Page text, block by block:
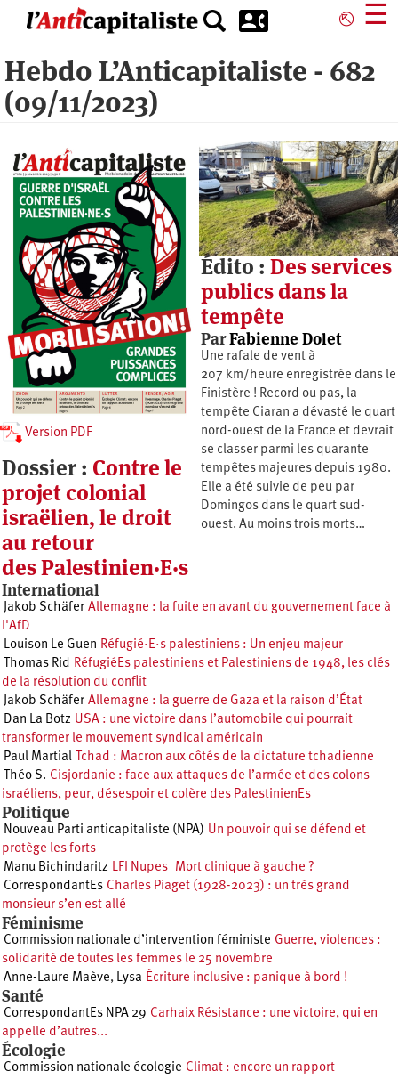
principal
⎋ ☰
Hebdo L’Anticapitaliste - 682
(09/11/2023)
Édito : Des services
publics dans la
tempête
ParFabienne Dolet
Une rafale de vent à
207 km/heure enregistrée dans le
Finistère ! Record ou pas, la
tempête Ciaran a dévasté le quart
nord-ouest de la France et devrait
se classer parmi les quarante
tempêtes majeures depuis 1980.
Elle a été suivie de peu par
Domingos dans le quart sud-
ouest. Au moins trois morts…
Version PDF
Dossier : Contre le
projet colonial
israëlien, le droit
au retour
des Palestinien·E·s
International
Jakob Schäfer Allemagne : la fuite en avant du gouvernement face à
l'AfD
Louison Le Guen Réfugié·E·s palestiniens : Un enjeu majeur
Thomas Rid RéfugiéEs palestiniens et Palestiniens de 1948, les clés
de la résolution du conflit
Jakob Schäfer Allemagne : la guerre de Gaza et la raison d’État
Dan La Botz USA : une victoire dans l’automobile qui pourrait
transformer le mouvement syndical américain
Paul Martial Tchad : Macron aux côtés de la dictature tchadienne
Théo S. Cisjordanie : face aux attaques de l’armée et des colons
israéliens, peur, désespoir et colère des PalestinienEs
Politique
Nouveau Parti anticapitaliste (NPA) Un pouvoir qui se défend et
protège les forts
Manu Bichindaritz LFI Nupes Mort clinique à gauche ?
CorrespondantEs Charles Piaget (1928-2023) : un très grand
monsieur s’en est allé
Féminisme
Commission nationale d’intervention féministe Guerre, violences :
solidarité de toutes les femmes le 25 novembre
Anne-Laure Maève, Lysa Écriture inclusive : panique à bord !
Santé
CorrespondantEs NPA 29 Carhaix Résistance : une victoire, qui en
appelle d’autres...
Écologie
Commission nationale écologie Climat : encore un rapport